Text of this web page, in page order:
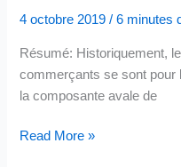
dans
le
4 octobre 2019/6 minutes
Résumé: Historiquement,
commerçants se sont pour
la composante avale de
Retailers:
Read More »